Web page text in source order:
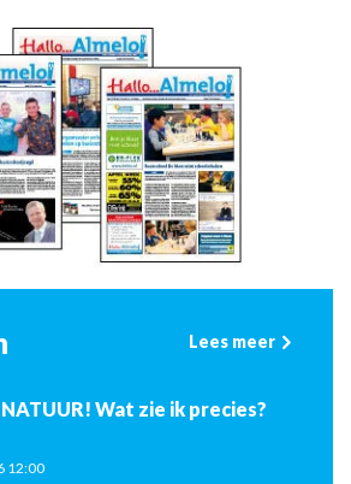
Lees meer
NATUUR! Wat zie ik precies?
12:00